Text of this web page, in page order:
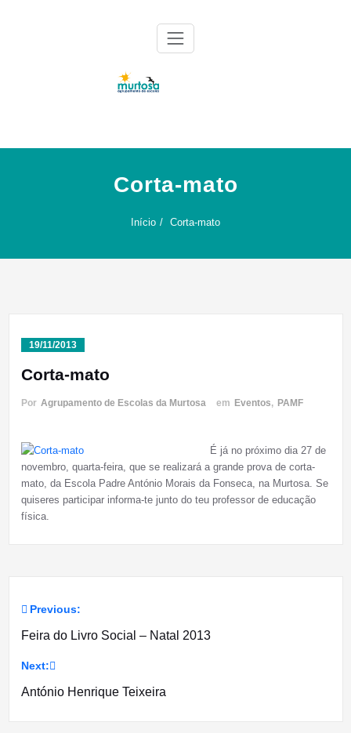
Corta-mato
Início Corta-mato
19/11/2013
Corta-mato
Por Agrupamento de Escolas da Murtosa em Eventos, PAMF
É já no próximo dia 27 de
novembro, quarta-feira, que se realizará a grande prova de corta-
mato, da Escola Padre António Morais da Fonseca, na Murtosa. Se
quiseres participar informa-te junto do teu professor de educação
física.
Navegação
artigos
Previous:
Feira do Livro Social – Natal 2013
Next:
António Henrique Teixeira